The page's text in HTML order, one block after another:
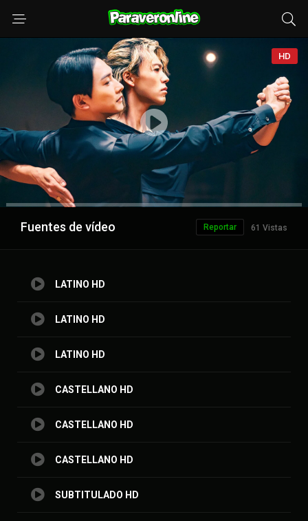
HD
Anuncio
Fuentes de vídeo 61 Vistas
Reportar
LATINO HD
LATINO HD
LATINO HD
CASTELLANO HD
CASTELLANO HD
CASTELLANO HD
SUBTITULADO HD